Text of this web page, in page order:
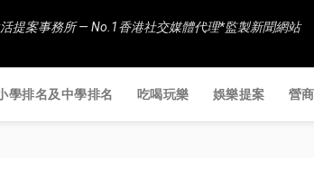
提案事務所 — No.1香港社交媒體代理*監製新聞網站
學排名及中學排名 吃喝玩樂 娛樂提案 營